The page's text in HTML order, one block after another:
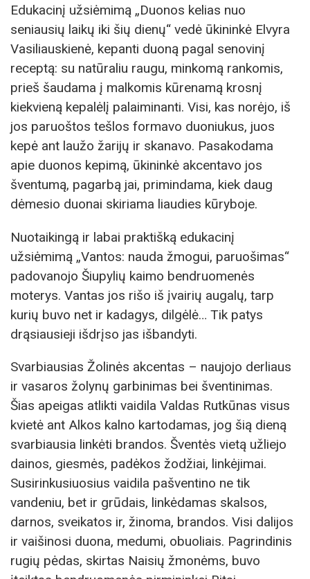
Edukacinį užsiėmimą „Duonos kelias nuo
seniausių laikų iki šių dienų“ vedė ūkininkė Elvyra
Vasiliauskienė, kepanti duoną pagal senovinį
receptą: su natūraliu raugu, minkomą rankomis,
prieš šaudama į malkomis kūrenamą krosnį
kiekvieną kepalėlį palaiminanti. Visi, kas norėjo, iš
jos paruoštos tešlos formavo duoniukus, juos
kepė ant laužo žarijų ir skanavo. Pasakodama
apie duonos kepimą, ūkininkė akcentavo jos
šventumą, pagarbą jai, primindama, kiek daug
dėmesio duonai skiriama liaudies kūryboje.
Nuotaikingą ir labai praktišką edukacinį
užsiėmimą „Vantos: nauda žmogui, paruošimas“
padovanojo Šiupylių kaimo bendruomenės
moterys. Vantas jos rišo iš įvairių augalų, tarp
kurių buvo net ir kadagys, dilgėlė… Tik patys
drąsiausieji išdrįso jas išbandyti.
Svarbiausias Žolinės akcentas – naujojo derliaus
ir vasaros žolynų garbinimas bei šventinimas.
Šias apeigas atlikti vaidila Valdas Rutkūnas visus
kvietė ant Alkos kalno kartodamas, jog šią dieną
svarbiausia linkėti brandos. Šventės vietą užliejo
dainos, giesmės, padėkos žodžiai, linkėjimai.
Susirinkusiuosius vaidila pašventino ne tik
vandeniu, bet ir grūdais, linkėdamas skalsos,
darnos, sveikatos ir, žinoma, brandos. Visi dalijos
ir vaišinosi duona, medumi, obuoliais. Pagrindinis
rugių pėdas, skirtas Naisių žmonėms, buvo